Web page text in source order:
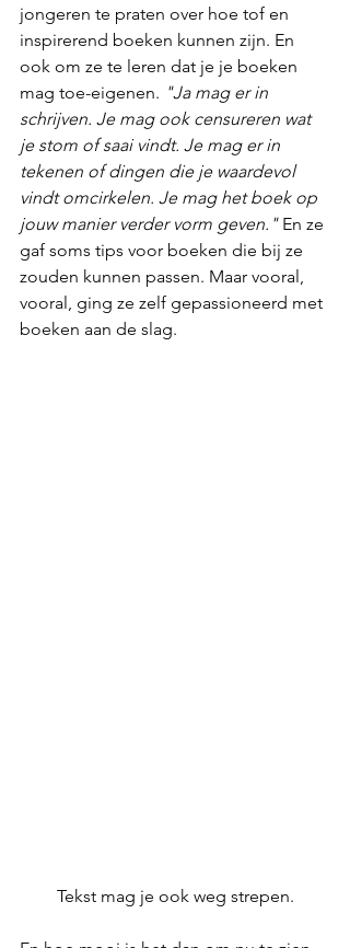
jongeren te praten over hoe tof en
inspirerend boeken kunnen zijn. En
ook om ze te leren dat je je boeken
mag toe-eigenen. "Ja mag er in
schrijven. Je mag ook censureren wat
je stom of saai vindt. Je mag er in
tekenen of dingen die je waardevol
vindt omcirkelen. Je mag het boek op
jouw manier verder vorm geven." En ze
gaf soms tips voor boeken die bij ze
zouden kunnen passen. Maar vooral,
vooral, ging ze zelf gepassioneerd met
boeken aan de slag.
Tekst mag je ook weg strepen.